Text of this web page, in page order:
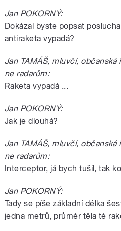
Jan POKORNÝ:
Dokázal byste popsat
antiraketa vypadá?
Jan TAMÁŠ, mluvčí, občanská
ne radarům:
Raketa vypadá ...
Jan POKORNÝ:
Jak je dlouhá?
Jan TAMÁŠ, mluvčí, občanská
ne radarům:
Interceptor, já bych tušil, tak
Jan POKORNÝ:
Tady se píše základní délka
jedna metrů, průměr těla té